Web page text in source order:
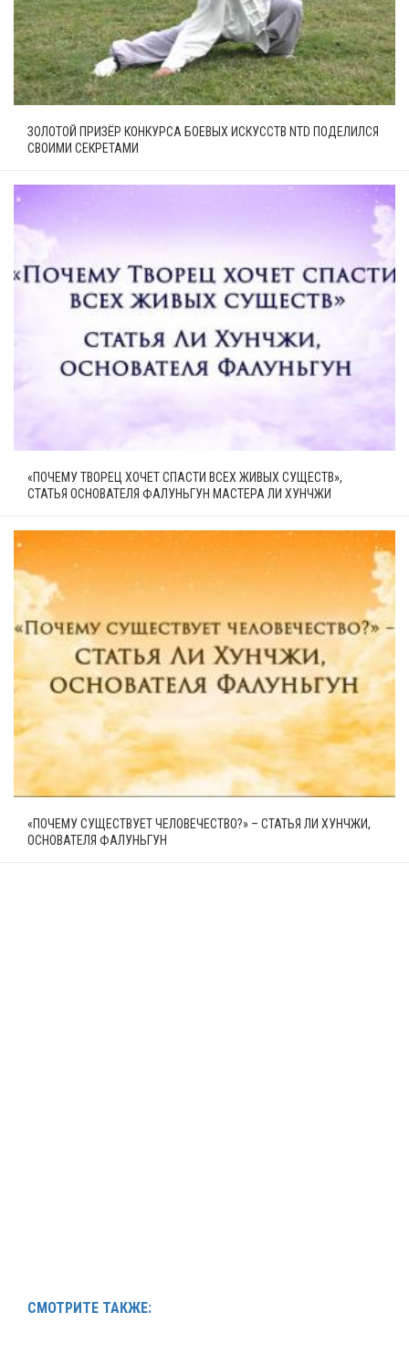
ЗОЛОТОЙ ПРИЗЁР КОНКУРСА БОЕВЫХ ИСКУССТВ NTD ПОДЕЛИЛСЯ
СВОИМИ СЕКРЕТАМИ
«ПОЧЕМУ ТВОРЕЦ ХОЧЕТ СПАСТИ ВСЕХ ЖИВЫХ СУЩЕСТВ»,
СТАТЬЯ ОСНОВАТЕЛЯ ФАЛУНЬГУН МАСТЕРА ЛИ ХУНЧЖИ
«ПОЧЕМУ СУЩЕСТВУЕТ ЧЕЛОВЕЧЕСТВО?» – СТАТЬЯ ЛИ ХУНЧЖИ,
ОСНОВАТЕЛЯ ФАЛУНЬГУН
СМОТРИТЕ ТАКЖЕ: